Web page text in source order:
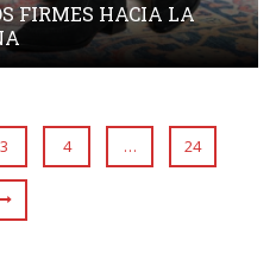
FIRMES HACIA LA
3 4 … 24